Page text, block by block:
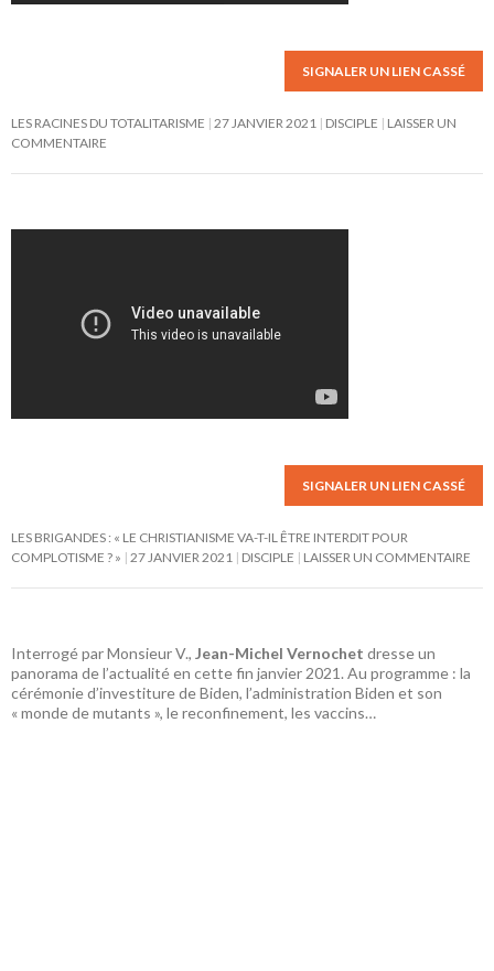
SIGNALER UN LIEN CASSÉ
LES RACINES DU TOTALITARISME 27 JANVIER 2021 DISCIPLE
LAISSER UN
COMMENTAIRE
SIGNALER UN LIEN CASSÉ
LES BRIGANDES : « LE CHRISTIANISME VA-T-IL ÊTRE INTERDIT POUR
COMPLOTISME ? » 27 JANVIER 2021 DISCIPLE LAISSER UN COMMENTAIRE
Interrogé par Monsieur V., Jean-Michel Vernochet dresse un
panorama de l’actualité en cette fin janvier 2021. Au programme : la
cérémonie d’investiture de Biden, l’administration Biden et son
« monde de mutants », le reconfinement, les vaccins…